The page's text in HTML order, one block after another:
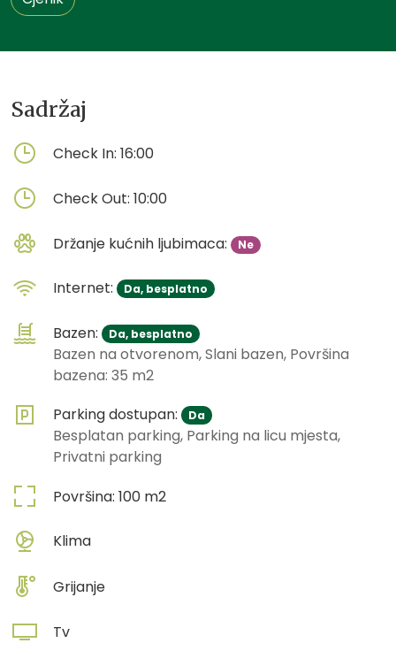
Sadržaj
Check In: 16:00
Check Out: 10:00
Držanje kućnih ljubimaca: Ne
Internet: Da, besplatno
Bazen: Da, besplatno
Bazen na otvorenom, Slani bazen, Površina
bazena: 35 m2
Parking dostupan:
Da
Besplatan parking, Parking na licu mjesta,
Privatni parking
Površina: 100 m2
Klima
Grijanje
Tv